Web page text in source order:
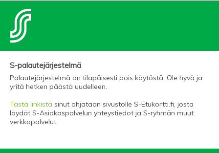
S-palautejärjestelmä
Palautejärjestelmä on tilapäisesti pois käytöstä. Ole hyvä ja
yritä hetken päästä uudelleen.
Tästä linkistä sinut ohjataan sivustolle S-Etukortti.fi, josta
löydät S-Asiakaspalvelun yhteystiedot ja S-ryhmän muut
verkkopalvelut.